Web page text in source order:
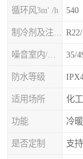
循环风3m' /h 540
35/
防水等级
适用场所 化
功能 冷暖
是否定制 支